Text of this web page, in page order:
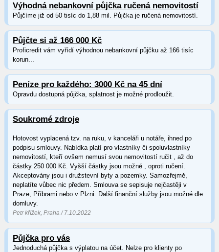
Výhodná nebankovní půjčka ručená nemovitostí
Půjčíme již od 50 tisíc do 1,88 mil. Půjčka je ručená nemovitostí.
Půjčte si až 166 000 Kč
Proficredit vám vyřídí výhodnou nebankovní půjčku až 166 tisíc
korun...
Peníze pro každého: 3000 Kč na 45 dní
Opravdu dostupná půjčka, splatnost je možné prodloužit.
Soukromé zdroje
Hotovost vyplacená tzv. na ruku, v kanceláři u notáře, ihned po
podpisu smlouvy. Nabídka platí pro vlastníky či spoluvlastníky
nemovitostí, kteří ovšem nemusí svou nemovitostí ručit , až do
částky 250 000 Kč. Vyšší částky jsou možné , oproti ručení.
Akceptovány jsou i družstevní byty a pozemky. Samozřejmě,
neplatíte vůbec nic předem. Smlouva se sepisuje nejčastěji v
Praze, Příbrami nebo v Plzni. Další finanční služby jsou možné dle
domluvy.
Petr křížek, Praha / 7.10.2022
Půjčka pro vás
Jednoduchá půjčka s výplatou na účet. Nelze pro klienty po